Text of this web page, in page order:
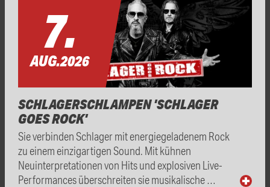
7.
AUG.2026
SCHLAGERSCHLAMPEN 'SCHLAGER
GOES ROCK'
Sie verbinden Schlager mit energiegeladenem Rock
zu einem einzigartigen Sound. Mit kühnen
Neuinterpretationen von Hits und explosiven Live-
Performances überschreiten sie musikalische …